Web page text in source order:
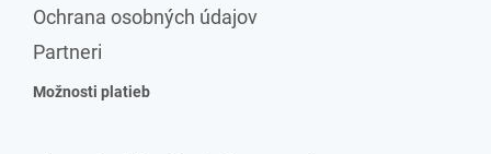
Ochrana osobných údajov
Partneri
Možnosti platieb